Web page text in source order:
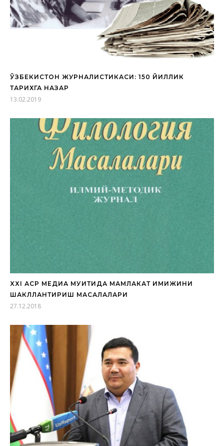
ЎЗБЕКИСТОН ЖУРНАЛИСТИКАСИ: 150 ЙИЛЛИК
ТАРИХГА НАЗАР
13.02.2019
XXI АСР МЕДИА МУҲИТИДА МАМЛАКАТ ИМИЖИНИ
ШАКЛЛАНТИРИШ МАСАЛАЛАРИ
27.12.2018